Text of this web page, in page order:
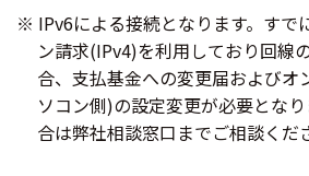
IPv6による接続となります。すで
ン請求(IPv4)を利用しており回線
合、支払基金への変更届およびオ
ソコン側)の設定変更が必要とな
合は弊社相談窓口までご相談くだ